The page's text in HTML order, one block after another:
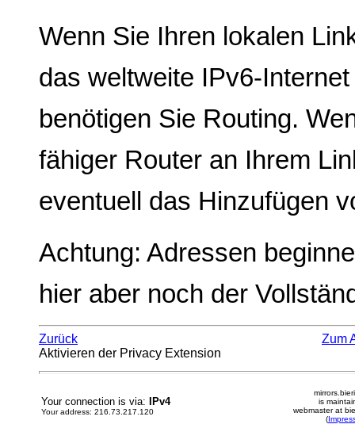
Wenn Sie Ihren lokalen
das weltweite IPv6-
benötigen Sie Routing.
fähiger Router an Ihrem
eventuell das Hinzufügen
Achtung: Adressen
hier aber noch der
Zurück
Zum
Aktivieren der Privacy Extension
Your connection is via: IPv4
Your address: 216.73.217.120
is
webmaster at
(